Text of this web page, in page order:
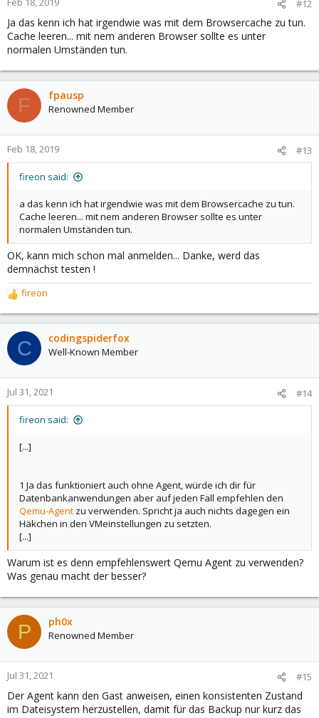
#12
Ja das kenn ich hat irgendwie was mit dem Browsercache zu tun.
Cache leeren... mit nem anderen Browser sollte es unter
normalen Umständen tun.
F fpausp
Renowned Member
Feb 18, 2019 #13
fireon said:
a das kenn ich hat irgendwie was mit dem Browsercache zu tun.
Cache leeren... mit nem anderen Browser sollte es unter
normalen Umständen tun.
OK, kann mich schon mal anmelden... Danke, werd das
demnächst testen !
R
e
a
c
t
o
n
s
fireon
C codingspiderfox
Well-Known Member
Jul 31, 2021 #14
fireon said:
[...]
1 Ja das funktioniert auch ohne Agent, würde ich dir für
Datenbankanwendungen aber auf jeden Fall empfehlen den
Qemu-Agent zu verwenden. Spricht ja auch nichts dagegen ein
Häkchen in den VMeinstellungen zu setzten.
[...]
Warum ist es denn empfehlenswert Qemu Agent zu verwenden?
Was genau macht der besser?
P ph0x
Renowned Member
Jul 31, 2021 #15
Der Agent kann den Gast anweisen, einen konsistenten Zustand
im Dateisystem herzustellen, damit für das Backup nur kurz das